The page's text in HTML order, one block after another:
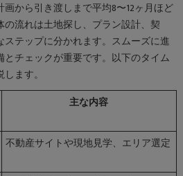
から引き渡しまで平均8〜12ヶ月ほど
流れは土地探し、プラン設計、契
テップに分かれます。スムーズに進
チェックが重要です。以下のタイム
ます。
主な内容
不動産サイトや現地見学、エリア選定